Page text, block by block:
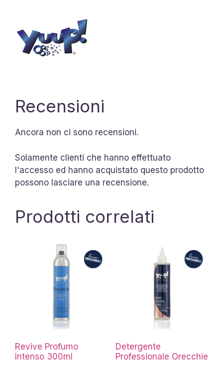
Recensioni
Ancora non ci sono recensioni.
Solamente clienti che hanno effettuato
l'accesso ed hanno acquistato questo prodotto
possono lasciare una recensione.
Prodotti correlati
Revive Profumo
Intenso 300ml
Detergente
Professionale Orecchie